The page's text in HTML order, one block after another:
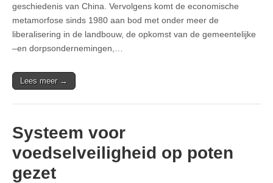
geschiedenis van China. Vervolgens komt de economische
metamorfose sinds 1980 aan bod met onder meer de
liberalisering in de landbouw, de opkomst van de gemeentelijke
–en dorpsondernemingen,…
Lees meer →
Systeem voor
voedselveiligheid op poten
gezet